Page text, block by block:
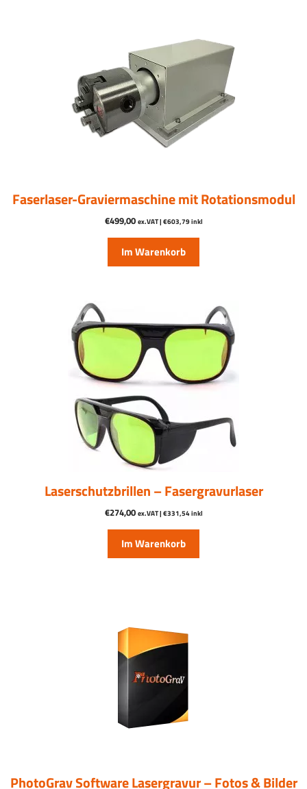
Faserlaser-Graviermaschine mit Rotationsmodul
€499,00 ex.VAT | €603,79inkl
Im Warenkorb
Laserschutzbrillen – Fasergravurlaser
€274,00 ex.VAT | €331,54inkl
Im Warenkorb
PhotoGrav Software Lasergravur – Fotos & Bilder